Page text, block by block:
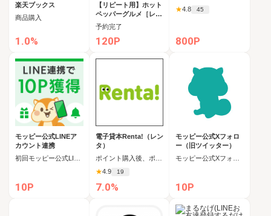
楽天ブックス
商品購入
1.0%
【リピート用】ホット
ペッパーグルメ［レス
トラン予約］
予約完了
120P
★4.8 45
800P
モッピー公式LINEア
カウント連携
10P
電子貸本Renta!（レン
タ）
★4.9 19
7.0%
モッピー公式Xフォロ
ー（旧ツイッター）
10P